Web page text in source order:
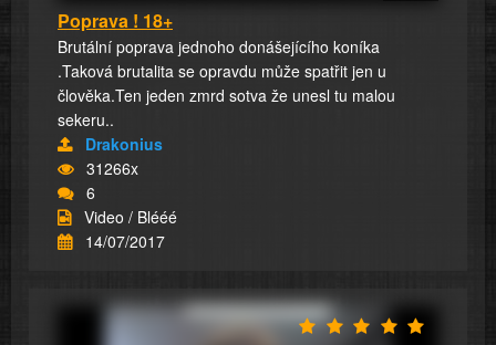
Poprava ! 18+
Brutální poprava jednoho donášejícího koníka
.Taková brutalita se opravdu může spatřit jen u
člověka.Ten jeden zmrd sotva že unesl tu malou
sekeru..
Drakonius
31266x
6
Video / Blééé
14/07/2017